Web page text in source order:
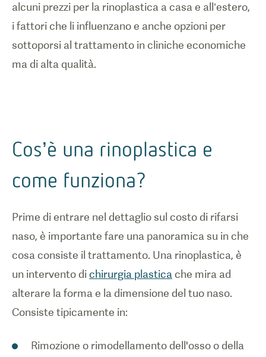
alcuni prezzi per la rinoplastica a casa e all’estero,
i fattori che li influenzano e anche opzioni per
sottoporsi al trattamento in cliniche economiche
ma di alta qualità.
Cos’è una rinoplastica e
come funziona?
Prime di entrare nel dettaglio sul costo di rifarsi
naso, è importante fare una panoramica su in che
cosa consiste il trattamento. Una rinoplastica, è
un intervento dichirurgia plastica che mira ad
alterare la forma e la dimensione del tuo naso.
Consiste tipicamente in:
Rimozione o rimodellamento dell'osso o della